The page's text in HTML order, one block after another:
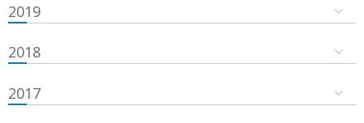
2019
2018
2017